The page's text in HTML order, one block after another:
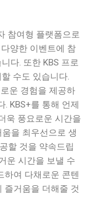
참여형 플랫폼으로
양한 이벤트에 참
다. 또한 KBS 프로
수도 있습니다.
운 경험을 제공하
. KBS+를 통해 언제
욱 풍요로운 시간을
을 최우선으로 생
할 것을 약속드립
운 시간을 보낼 수
하여 다채로운 콘텐
즐거움을 더해줄 것